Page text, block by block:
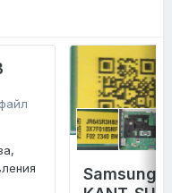
Samsung